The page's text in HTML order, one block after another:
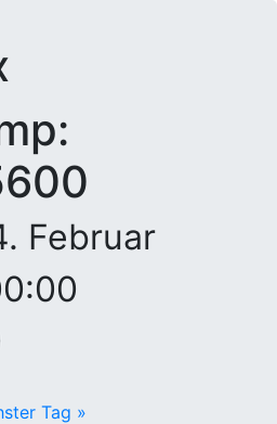
Februar
Tag »